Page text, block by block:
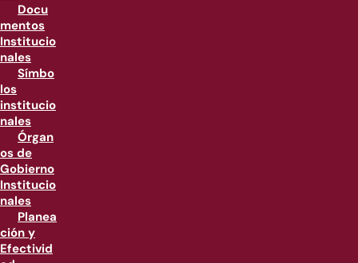
Docu
mentos
Institucio
nales
Símbo
los
institucio
nales
Órgan
os de
Gobierno
Institucio
nales
Planea
ción y
Efectivid